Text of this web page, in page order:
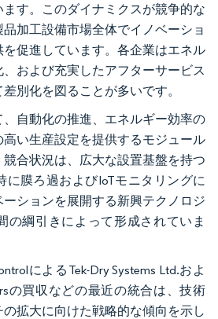
す。このダイナミクスが競争的な
加工設備市場全体でイノベーショ
促進しています。各企業はエネル
および充実したアフターサービス
別化を図ることが多いです。
自動化の推進、エネルギー効率の
い生産設定を提供するモジュール
合状況は、広大な設置基盤を持つ
に膜ろ過およびIoTモニタリングに
ションを展開する新興テクノロジ
の綱引きによって形成されていま
によるTek-Dry Systems Ltd.およ
の買収などの最近の統合は、技術
拡大に向けた戦略的な傾向を示し